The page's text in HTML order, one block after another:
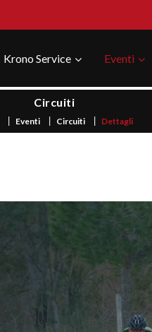
Krono Service Eventi
Circuiti
Eventi Circuiti Dettagli